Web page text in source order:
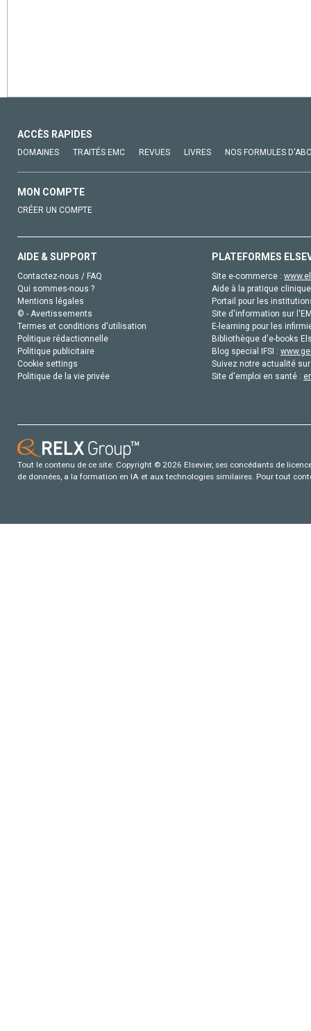
ACCÈS RAPIDES
DOMAINES TRAITÉS EMC REVUES LIVRES NOS FORMULES
MON COMPTE
CRÉER UN COMPTE
AIDE & SUPPORT
Contactez-nous / FAQ
Qui sommes-nous ?
Mentions légales
© - Avertissements
Termes et conditions d'utilisation
Politique rédactionnelle
Politique publicitaire
Cookie settings
Politique de la vie privée
PLATEFORMES
Site e-commerce :
Aide à la pratique
Portail pour les
Site d'information sur
E-learning pour les
Bibliothèque d'e-books
Blog special IFSI :
Suivez notre actualité
Site d'emploi en santé :
Tout le contenu de ce site: Copyright © 2026 Elsevier, ses concédants de
de données, a la formation en IA et aux technologies similaires. Pour tout